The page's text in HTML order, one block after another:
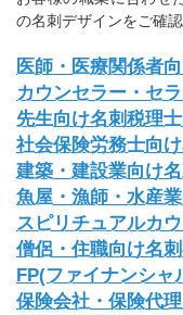
の名刺デザインをご確認
医師・医療関係者
カウンセラー・セ
先生向け名刺税理
社会保険労務士向
建築・建設業向け名
魚屋・漁師・水産
スピリチュアルカ
僧侶・住職向け名刺
FP(ファイナンシャ
保険会社・保険代